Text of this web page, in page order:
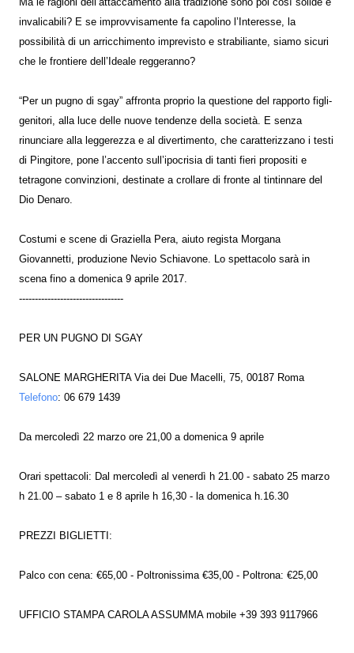
invalicabili? E se improvvisamente fa capolino l’Interesse, la
possibilità di un arricchimento imprevisto e strabiliante, siamo sicuri
che le frontiere dell’Ideale reggeranno?
“Per un pugno di sgay” affronta proprio la questione del rapporto figli-
genitori, alla luce delle nuove tendenze della società. E senza
rinunciare alla leggerezza e al divertimento, che caratterizzano i testi
di Pingitore, pone l’accento sull’ipocrisia di tanti fieri propositi e
tetragone convinzioni, destinate a crollare di fronte al tintinnare del
Dio Denaro.
Costumi e scene di Graziella Pera, aiuto regista Morgana
Giovannetti, produzione Nevio Schiavone. Lo spettacolo sarà in
scena fino a domenica 9 aprile 2017.
---------------------------------
PER UN PUGNO DI SGAY
SALONE MARGHERITA Via dei Due Macelli, 75, 00187 Roma
Telefono: 06 679 1439
Da mercoledì 22 marzo ore 21,00 a domenica 9 aprile
Orari spettacoli: Dal mercoledì al venerdì h 21.00 - sabato 25 marzo
h 21.00 – sabato 1 e 8 aprile h 16,30 - la domenica h.16.30
PREZZI BIGLIETTI:
Palco con cena: €65,00 - Poltronissima €35,00 - Poltrona: €25,00
UFFICIO STAMPA CAROLA ASSUMMA mobile +39 393 9117966